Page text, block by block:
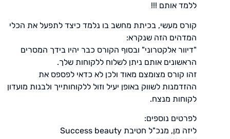
ללמד אותם !!!
קורס מעשי, בכיתת מחשב בו נלמד כיצד לתפעל את הכלי
המדהים הזה שנקרא:
"דיוור אלקטרוני" ובסוף הקורס כבר יהיו בידך המסרים
הראשונים אותם ניתן לשלוח ללקוחות שלך.
זהו קורס מצומצם מאוד ולכן לא כדאי לפספס את
ההזדמנות לשווק באופן יעיל וזול ללקוחותייך ולבנות מועדון
לקוחות מנצח.
לפרטים נוספים:
ליזה מן, מנכ"ל חטיבת Success beauty